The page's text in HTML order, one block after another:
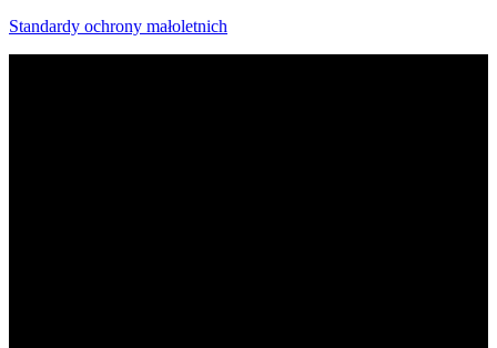
Standardy ochrony małoletnich